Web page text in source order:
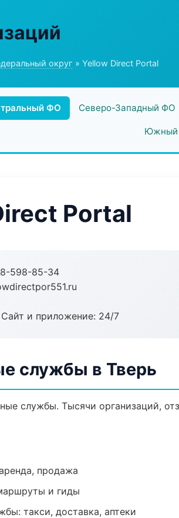
округ » Yellow Direct Portal
ФО Северо-Западный ФО
Portal
598-85-34
Сайт и приложение: 24/7
службы в Тверь
службы. Тысячи организаций,
продажа
и гиды
такси, доставка, аптеки